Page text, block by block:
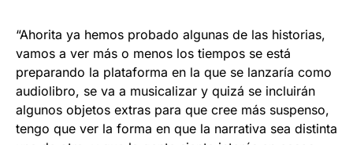
“Ahorita ya hemos probado algunas de las historias,
vamos a ver más o menos los tiempos se está
preparando la plataforma en la que se lanzaría como
audiolibro, se va a musicalizar y quizá se incluirán
algunos objetos extras para que cree más suspenso,
tengo que ver la forma en que la narrativa sea distinta